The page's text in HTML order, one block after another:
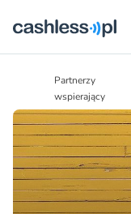
Partnerzy
wspierający